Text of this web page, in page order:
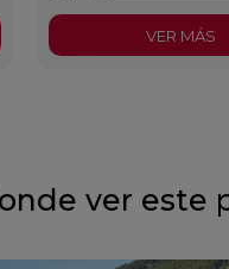
VER MÁS
ver este